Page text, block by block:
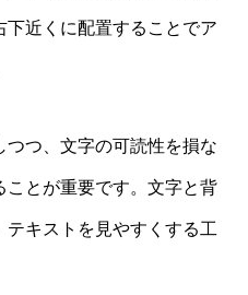
近くに配置することでア
つ、文字の可読性を損な
ことが重要です。文字と背
キストを見やすくする工